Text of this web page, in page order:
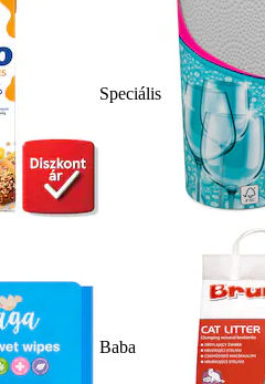
Speciális
Baba